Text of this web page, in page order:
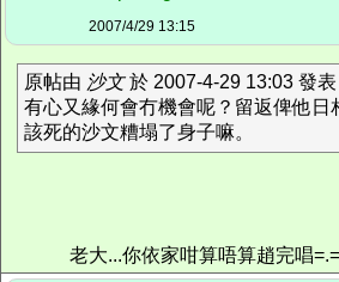
2007/4/29 13:15
原帖由 沙文於 2007-4-29 13:03 發表
有心又緣何會冇機會呢？留返俾他日
該死的沙文糟塌了身子嘛。
老大...你依家咁算唔算趙完唱=.=